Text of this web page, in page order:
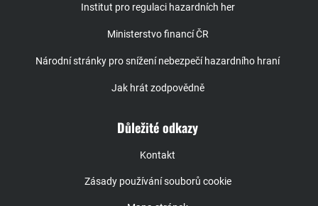
Institut pro regulaci hazardních her
Ministerstvo financí ČR
Národní stránky pro snížení nebezpečí hazardního hraní
Jak hrát zodpovědně
Důležité odkazy
Kontakt
Zásady používání souborů cookie